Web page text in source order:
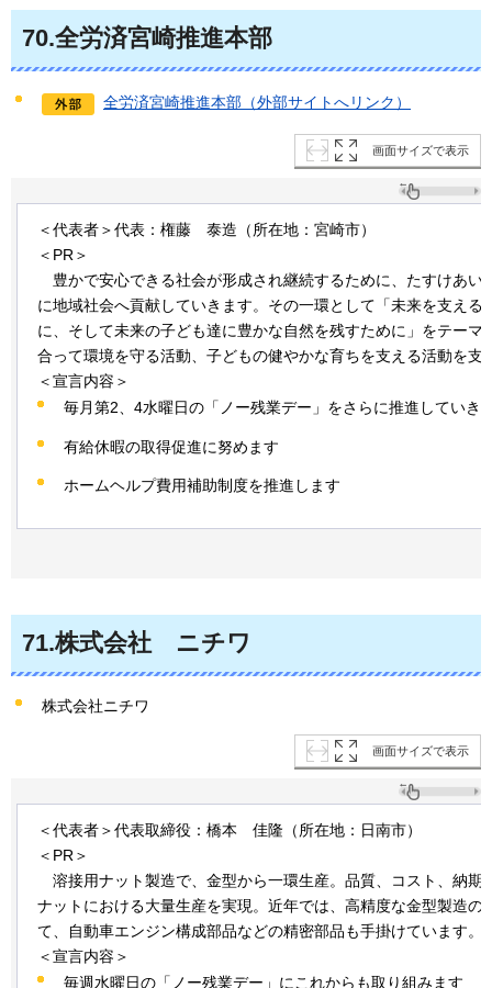
70.全労済宮崎推進本部
全労済宮崎推進本部（外部サイトへリンク）
画面サイズで表示
＜代表者＞代表：権藤 泰造 （所在地：宮崎市）
＜PR＞
豊かで安心できる社会が形成され継続するために、たすけあい
に地域社会へ貢献していきます。その一環として「未来を支える
に、そして未来の子ども達に豊かな自然を残すために」をテーマ
合って環境を守る活動、子どもの健やかな育ちを支える活動を支
＜宣言内容＞
毎月第2、4水曜日の「ノー残業デー」をさらに推進していき
有給休暇の取得促進に努めます
ホームヘルプ費用補助制度を推進します
71.株式会社 ニチワ
株式会社ニチワ
画面サイズで表示
＜代表者＞代表取締役：橋本 佳隆 （所在地：日南市）
＜PR＞
溶接用ナット製造で、金型から一環生産。品質、コスト、納期
ナットにおける大量生産を実現。近年では、高精度な金型製造の
て、自動車エンジン構成部品などの精密部品も手掛けています。
＜宣言内容＞
毎週水曜日の「ノー残業デー」にこれからも取り組みます